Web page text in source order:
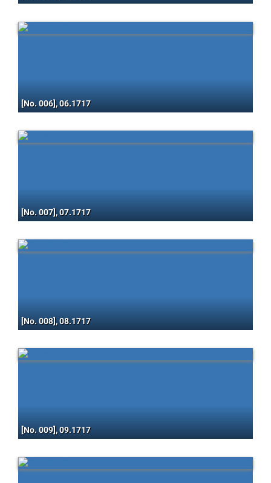
[No. 006], 06.1717
[No. 007], 07.1717
[No. 008], 08.1717
[No. 009], 09.1717